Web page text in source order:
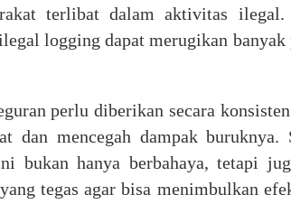
terlibat dalam aktivitas
logging dapat merugikan
perlu diberikan secara
dan mencegah dampak
bukan hanya berbahaya, tetapi
tegas agar bisa menimbulkan